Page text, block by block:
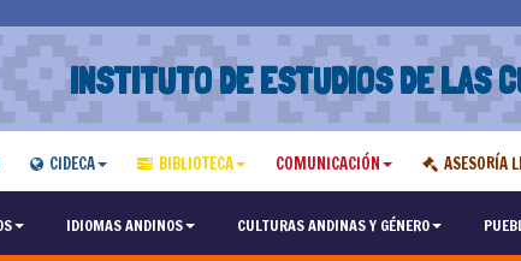
INSTITUTO DE ESTUDIOS DE LAS
CIDECA BIBLIOTECA COMUNICACIÓN ASESORÍA
IDIOMAS ANDINOS CULTURAS ANDINAS Y GÉNERO